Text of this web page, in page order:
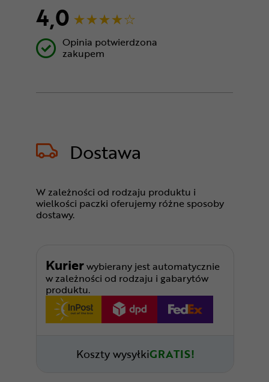
4,0
Opinia potwierdzona
zakupem
Dostawa
W zależności od rodzaju produktu i
wielkości paczki oferujemy różne sposoby
dostawy.
Kurierwybierany jest automatycznie
w zależności od rodzaju i gabarytów
produktu.
Koszty wysyłkiGRATIS!